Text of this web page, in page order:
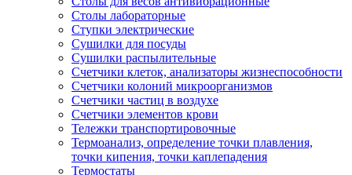
Столы лабораторные
Ступки электрические
Сушилки для посуды
Сушилки распылительные
Счетчики клеток, анализаторы жизнеспособности
Счетчики колоний микроорганизмов
Счетчики частиц в воздухе
Счетчики элементов крови
Тележки транспортировочные
Термоанализ, определение точки плавления,
точки кипения, точки каплепадения
Термостаты